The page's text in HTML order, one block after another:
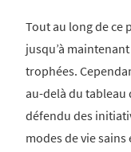
Tout au long de ce
jusqu’à
trophées.
au-delà du tableau
défendu des
modes de vie